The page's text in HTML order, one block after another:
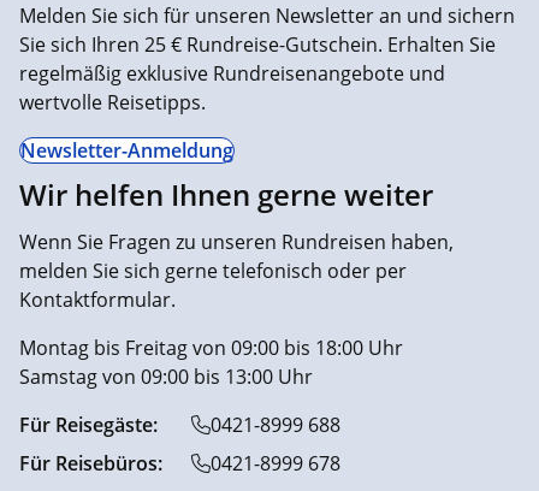
Melden Sie sich für unseren Newsletter an und sichern
Sie sich Ihren 25 € Rundreise-Gutschein. Erhalten Sie
regelmäßig exklusive Rundreisenangebote und
wertvolle Reisetipps.
Newsletter-Anmeldung
Wir helfen Ihnen gerne weiter
Wenn Sie Fragen zu unseren Rundreisen haben,
melden Sie sich gerne telefonisch oder per
Kontaktformular.
Montag bis Freitag von 09:00 bis 18:00 Uhr
Samstag von 09:00 bis 13:00 Uhr
Für Reisegäste:
0421-8999 688
Für Reisebüros:
0421-8999 678